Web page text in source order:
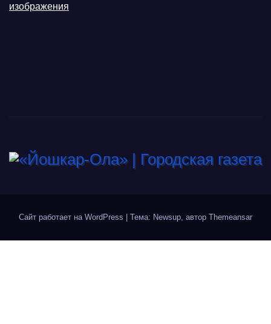
изображения
Сайт работает на WordPress Тема: Newsup, автор Themeansar